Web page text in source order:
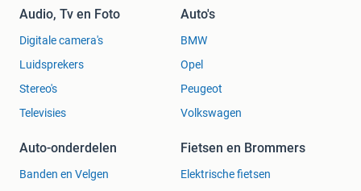
Audio, Tv en Foto
Digitale camera's
Luidsprekers
Stereo's
Televisies
Auto's
BMW
Opel
Peugeot
Volkswagen
Auto-onderdelen
Banden en Velgen
Fietsen en Brommers
Elektrische fietsen